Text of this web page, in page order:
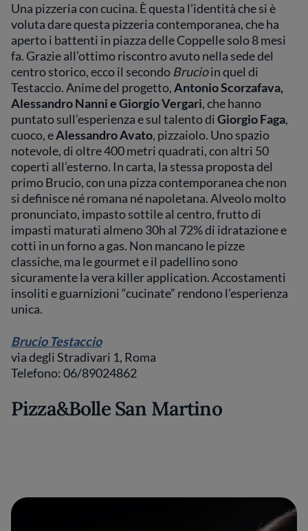
Una pizzeria con cucina. È questa l’identità che si è
voluta dare questa pizzeria contemporanea, che ha
aperto i battenti in piazza delle Coppelle solo 8 mesi
fa. Grazie all’ottimo riscontro avuto nella sede del
centro storico, ecco il secondo Brucioin quel di
Testaccio. Anime del progetto,Antonio Scorzafava,
Alessandro Nanni e Giorgio Vergari, che hanno
puntato sull’esperienza e sul talento diGiorgio Faga,
cuoco, eAlessandro Avato, pizzaiolo. Uno spazio
notevole, di oltre 400 metri quadrati, con altri 50
coperti all’esterno. In carta, la stessa proposta del
primo Brucio, con una pizza contemporanea che non
si definisce né romana né napoletana. Alveolo molto
pronunciato, impasto sottile al centro, frutto di
impasti maturati almeno 30h al 72% di idratazione e
cotti in un forno a gas. Non mancano le pizze
classiche, ma le gourmet e il padellino sono
sicuramente la vera killer application. Accostamenti
insoliti e guarnizioni “cucinate” rendono l’esperienza
unica.
Brucio Testaccio
via degli Stradivari 1, Roma
Telefono: 06/89024862
Pizza&Bolle San Martino